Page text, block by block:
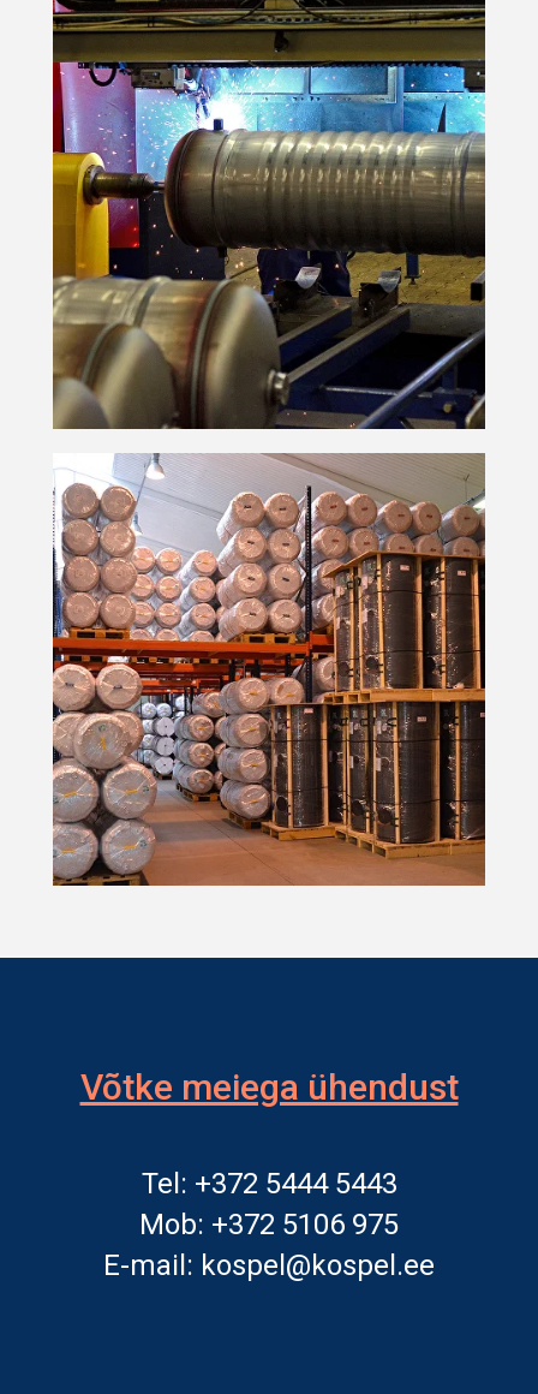
Võtke meiega ühendust
Tel: +372 5444 5443
Mob: +372 5106 975
E-mail: kospel@kospel.ee